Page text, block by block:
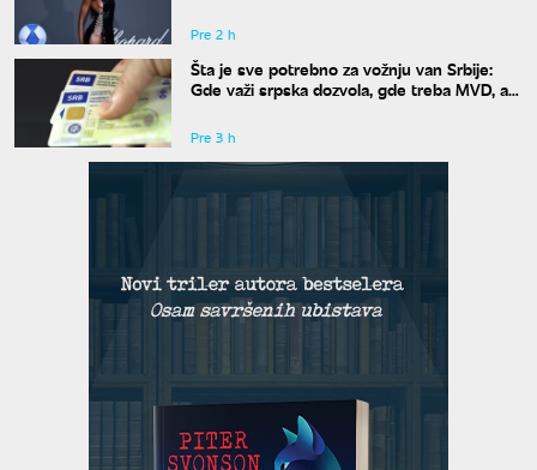
Pre 2 h
Šta je sve potrebno za vožnju van Srbije:
Gde važi srpska dozvola, gde treba MVD, a
Pre 3 h